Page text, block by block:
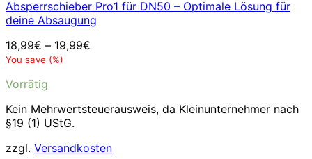
Absperrschieber Pro1 für DN50 – Optimale Lösung für
deine Absaugung
18,99€ – 19,99€
You save (%)
Vorrätig
Kein Mehrwertsteuerausweis, da Kleinunternehmer nach
§19 (1) UStG.
zzgl. Versandkosten